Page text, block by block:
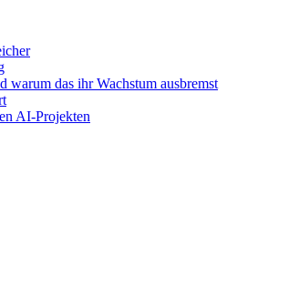
warum das ihr Wachstum ausbremst
AI-Projekten